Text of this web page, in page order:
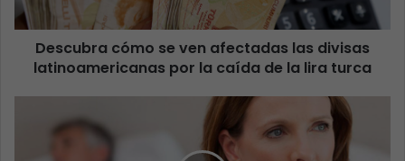
Descubra cómo se ven afectadas las divisas
latinoamericanas por la caída de la lira turca